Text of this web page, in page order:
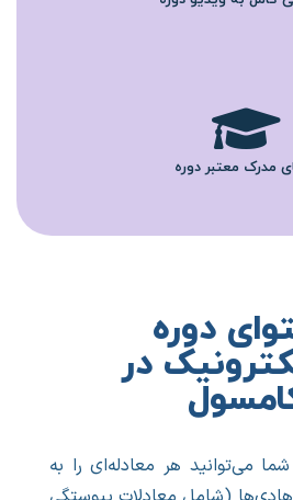
مدرک معتبر دوره
دوره
در
شما می‌توانید هر معادله‌ای را به